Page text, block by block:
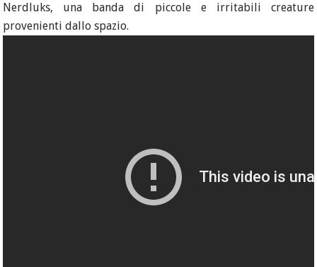
Nerdluks, una banda di piccole e irritabili creature
provenienti dallo spazio.